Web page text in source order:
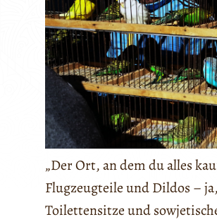
„Der Ort, an dem du alles
Flugzeugteile und Dildos –
Toilettensitze und